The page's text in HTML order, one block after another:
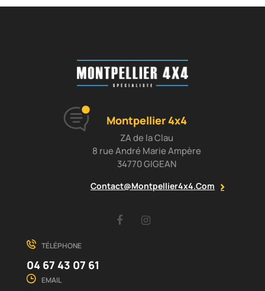
Montpellier 4x4
ZA de la Clau
8 rue André Marie Ampère
34770 GIGEAN
Contact@montpellier4x4.com
Facebook
TÉLÉPHONE
04 67 43 07 61
EMAIL